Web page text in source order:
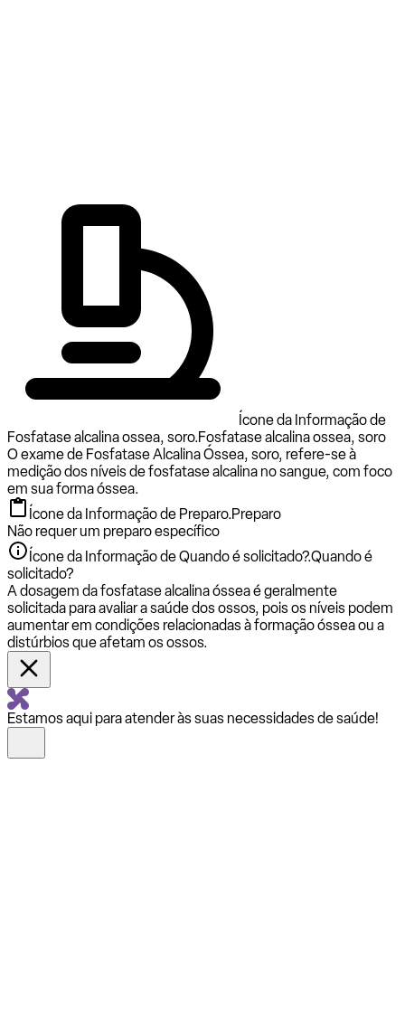
Ícone da Informação de
Fosfatase alcalina ossea, soro.Fosfatase alcalina ossea, soro
O exame de Fosfatase Alcalina Óssea, soro, refere-se à
medição dos níveis de fosfatase alcalina no sangue, com foco
em sua forma óssea.
Ícone da Informação de Preparo.Preparo
Não requer um preparo específico
Ícone da Informação de Quando é solicitado?.Quando é
solicitado?
A dosagem da fosfatase alcalina óssea é geralmente
solicitada para avaliar a saúde dos ossos, pois os níveis podem
aumentar em condições relacionadas à formação óssea ou a
distúrbios que afetam os ossos.
Estamos aqui para atender às suas necessidades de saúde!